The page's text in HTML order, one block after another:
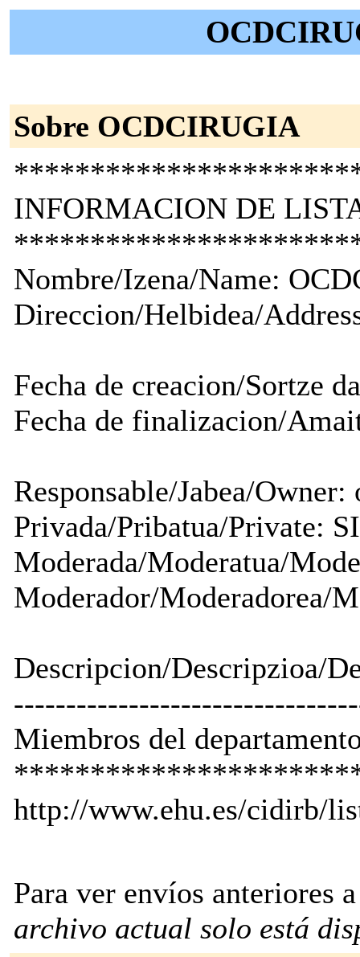
Sobre OCDCIRUGIA
INFORMACION DE
Nombre/Izena/Name:
Direccion/Helbidea/
Fecha de creacion/Sortze
Fecha de finalizacion/
Responsable/Jabea/
Privada/Pribatua/Private: SI
Moderada/Moderatua/
Moderador/Moderadorea/
Descripcion/Descripzioa/
Miembros del
http://www.ehu.es/cidirb/
Para ver envíos anteriores
archivo actual solo está